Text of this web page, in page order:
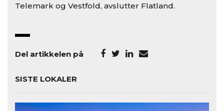
Telemark og Vestfold, avslutter Flatland.
Del artikkelen på
SISTE LOKALER